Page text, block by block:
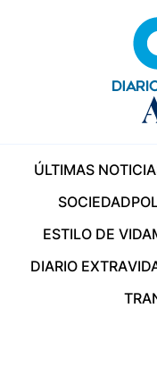
ÚLTIMAS
SOCIEDAD
ESTILO DE VIDA
DIARIO EXTRA